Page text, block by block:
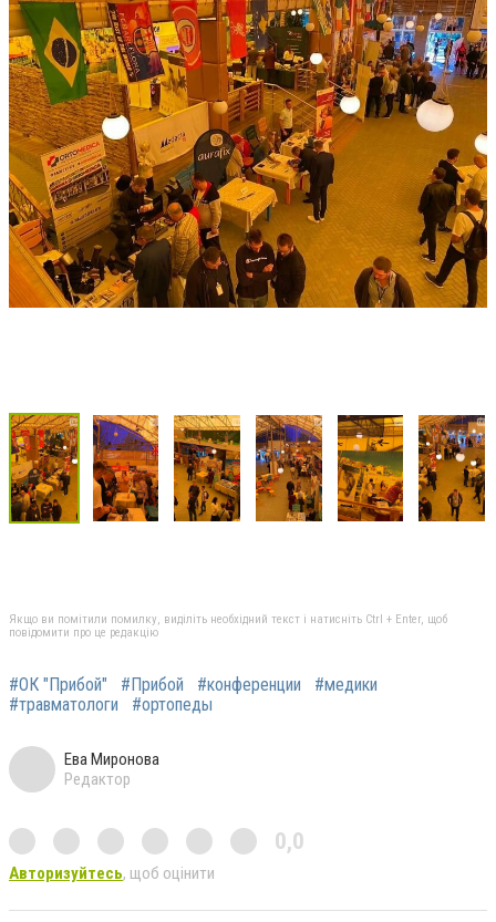
Якщо ви помітили помилку, виділіть необхідний текст і натисніть Ctrl + Enter, щоб
повідомити про це редакцію
#ОК "Прибой" #Прибой #конференции
#медики
#травматологи
#ортопеды
Ева Миронова
Редактор
0,0
Авторизуйтесь, щоб оцінити